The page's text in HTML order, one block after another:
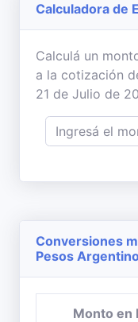
Calculadora de
Calculá un
a la cotización
21 de Julio de
Conversiones
Pesos
Monto en